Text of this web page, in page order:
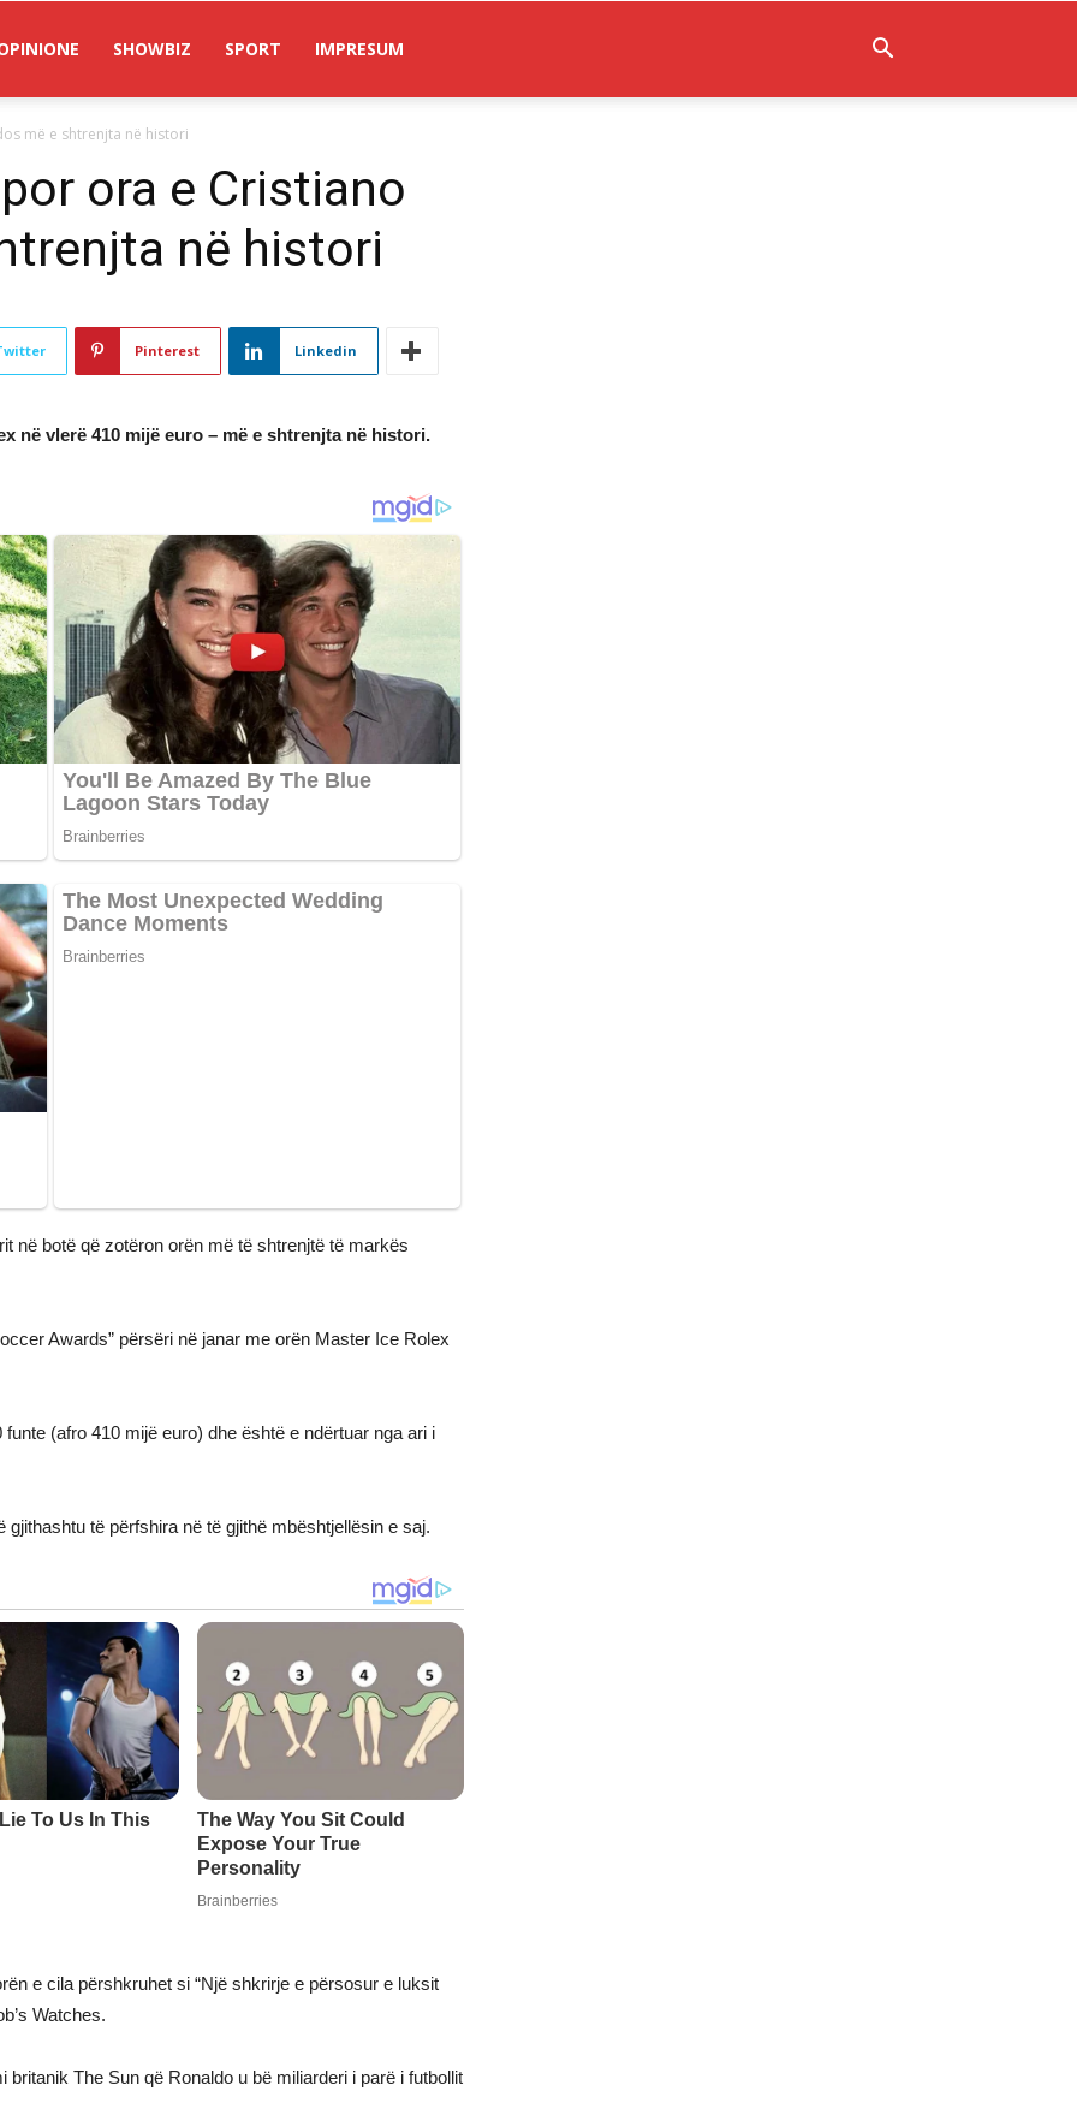
SHOWBIZ SPORT IMPRESUM
më e shtrenjta në histori
ora e Cristiano
në histori
Pinterest Linkedin
në vlerë 410 mijë euro – më e shtrenjta në histori.
në botë që zotëron orën më të shtrenjtë të markës
Awards” përsëri në janar me orën Master Ice Rolex
(afro 410 mijë euro) dhe është e ndërtuar nga ari i
të përfshira në të gjithë mbështjellësin e saj.
e cila përshkruhet si “Një shkrirje e përsosur e luksit
Watches.
The Sun që Ronaldo u bë miliarderi i parë i futbollit